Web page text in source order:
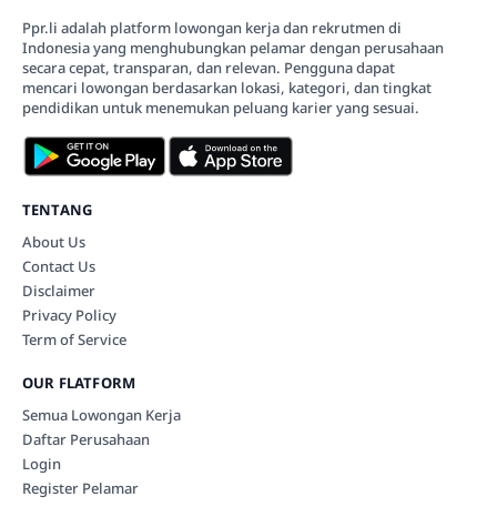
Ppr.li adalah platform lowongan kerja dan rekrutmen di
Indonesia yang menghubungkan pelamar dengan perusahaan
secara cepat, transparan, dan relevan. Pengguna dapat
mencari lowongan berdasarkan lokasi, kategori, dan tingkat
pendidikan untuk menemukan peluang karier yang sesuai.
TENTANG
About Us
Contact Us
Disclaimer
Privacy Policy
Term of Service
OUR FLATFORM
Semua Lowongan Kerja
Daftar Perusahaan
Login
Register Pelamar